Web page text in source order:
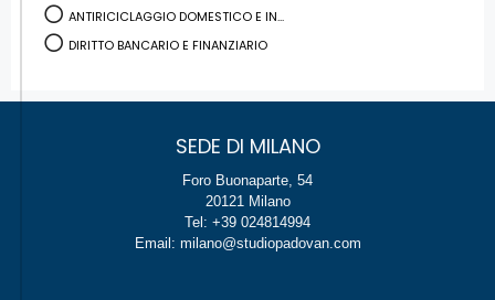
ANTIRICICLAGGIO DOMESTICO E IN...
DIRITTO BANCARIO E FINANZIARIO
SEDE DI MILANO
Foro Buonaparte, 54
20121 Milano
Tel: +39 024814994
Email: milano@studiopadovan.com